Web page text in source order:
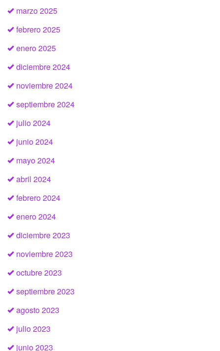
marzo 2025
febrero 2025
enero 2025
diciembre 2024
noviembre 2024
septiembre 2024
julio 2024
junio 2024
mayo 2024
abril 2024
febrero 2024
enero 2024
diciembre 2023
noviembre 2023
octubre 2023
septiembre 2023
agosto 2023
julio 2023
junio 2023